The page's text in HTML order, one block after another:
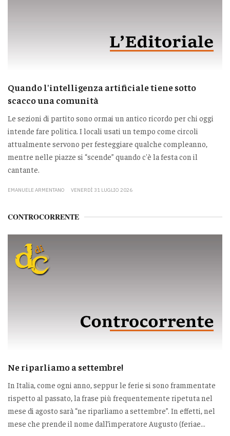
Quando l'intelligenza artificiale tiene sotto
scacco una comunità
Le sezioni di partito sono ormai un antico ricordo per chi oggi
intende fare politica. I locali usati un tempo come circoli
attualmente servono per festeggiare qualche compleanno,
mentre nelle piazze si “scende” quando c'è la festa con il
cantante.
EMANUELE ARMENTANO VENERDÌ 31 LUGLIO 2026
CONTROCORRENTE
Ne riparliamo a settembre!
In Italia, come ogni anno, seppur le ferie si sono frammentate
rispetto al passato, la frase più frequentemente ripetuta nel
mese di agosto sarà “ne riparliamo a settembre”. In effetti, nel
mese che prende il nome dall’imperatore Augusto (feriae...